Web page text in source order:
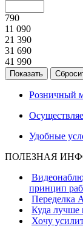
790
11 090
21 390
31 690
41 990
Розничный
Удобные
ПОЛЕЗНАЯ
принцип
Переделка
Куда лучше
Хочу